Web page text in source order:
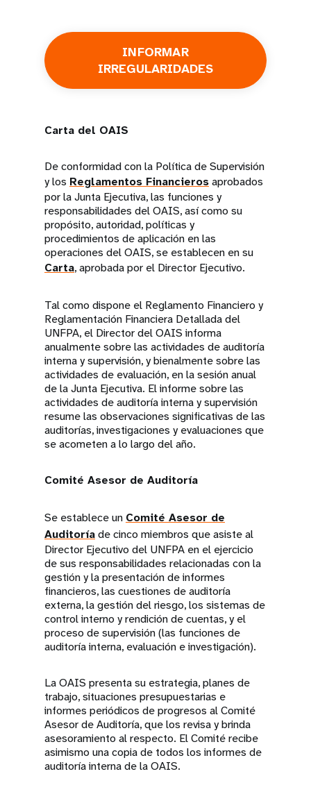
INFORMAR
IRREGULARIDADES
Carta del OAIS
De conformidad con la Política de Supervisión
y los Reglamentos Financierosaprobados
por la Junta Ejecutiva, las funciones y
responsabilidades del OAIS, así como su
propósito, autoridad, políticas y
procedimientos de aplicación en las
operaciones del OAIS, se establecen en su
Carta, aprobada por el Director Ejecutivo.
Tal como dispone el Reglamento Financiero y
Reglamentación Financiera Detallada del
UNFPA, el Director del OAIS informa
anualmente sobre las actividades de auditoría
interna y supervisión, y bienalmente sobre las
actividades de evaluación, en la sesión anual
de la Junta Ejecutiva. El informe sobre las
actividades de auditoría interna y supervisión
resume las observaciones significativas de las
auditorías, investigaciones y evaluaciones que
se acometen a lo largo del año.
Comité Asesor de Auditoría
Se establece un Comité Asesor de
Auditoríade cinco miembros que asiste al
Director Ejecutivo del UNFPA en el ejercicio
de sus responsabilidades relacionadas con la
gestión y la presentación de informes
financieros, las cuestiones de auditoría
externa, la gestión del riesgo, los sistemas de
control interno y rendición de cuentas, y el
proceso de supervisión (las funciones de
auditoría interna, evaluación e investigación).
La OAIS presenta su estrategia, planes de
trabajo, situaciones presupuestarias e
informes periódicos de progresos al Comité
Asesor de Auditoría, que los revisa y brinda
asesoramiento al respecto. El Comité recibe
asimismo una copia de todos los informes de
auditoría interna de la OAIS.